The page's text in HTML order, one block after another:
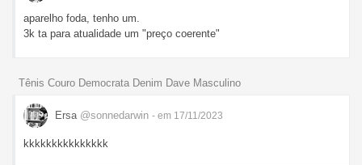
aparelho foda, tenho um.
3k ta para atualidade um "preço coerente"
Tênis Couro Democrata Denim Dave Masculino
Ersa @sonnedarwin - em 17/11/2023
kkkkkkkkkkkkkkk